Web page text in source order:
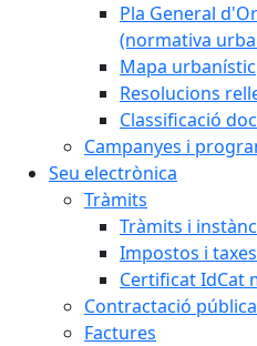
Pla General
(normativa
Mapa urbanístic
Resolucions
Classificació
Campanyes i
Seu electrònica
Tràmits
Tràmits i
Impostos i taxes
Certificat IdCat
Contractació pública
Factures